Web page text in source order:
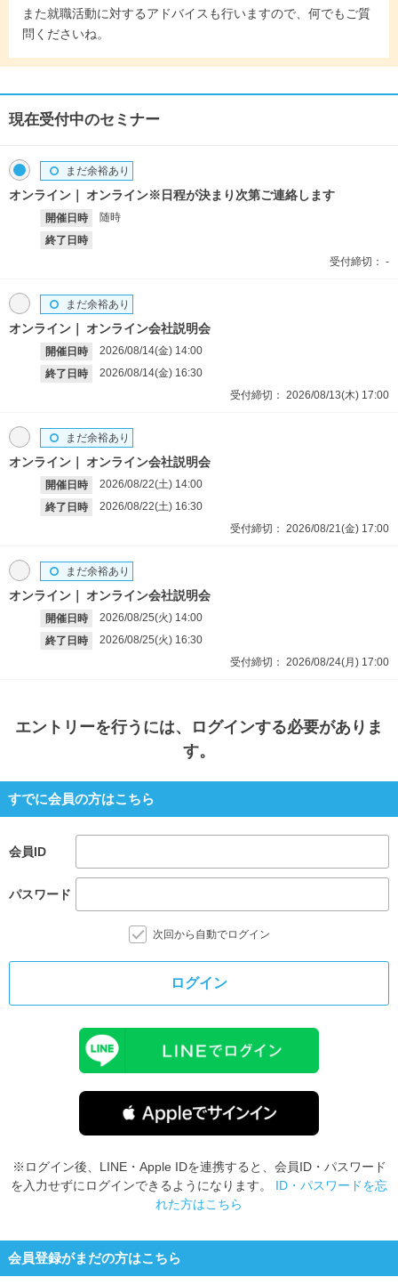
また就職活動に対するアドバイスも行いますので、何でもご質
問くださいね。
現在受付中のセミナー
オンライン オンライン※日程が決まり次第ご連絡します
開催日時
随時
終了日時
まだ余裕あり
受付締切： -
オンライン オンライン会社説明会
開催日時 2026/08/14(金) 14:00
終了日時
2026/08/14(金) 16:30
まだ余裕あり
受付締切： 2026/08/13(木) 17:00
オンライン オンライン会社説明会
開催日時 2026/08/22(土) 14:00
終了日時
2026/08/22(土) 16:30
まだ余裕あり
受付締切： 2026/08/21(金) 17:00
オンライン オンライン会社説明会
開催日時 2026/08/25(火) 14:00
終了日時
2026/08/25(火) 16:30
まだ余裕あり
受付締切： 2026/08/24(月) 17:00
エントリーを行うには、ログインする必要がありま
す。
すでに会員の方はこちら
会員ID
パスワード
次回から自動でログイン
ログイン
※ログイン後、LINE・Apple IDを連携すると、会員ID・パスワード
を入力せずにログインできるようになります。 ID・パスワードを忘
れた方はこちら
会員登録がまだの方はこちら